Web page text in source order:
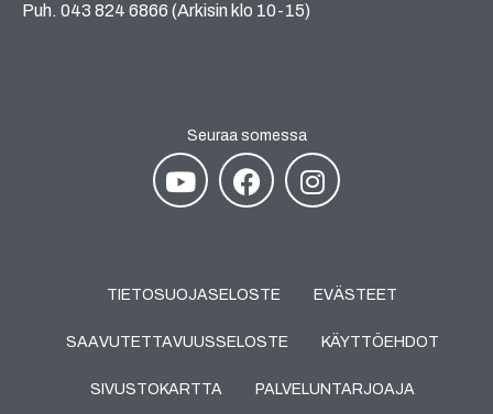
Puh. 043 824 6866 (Arkisin klo 10-15)
Seuraa somessa
TIETOSUOJASELOSTE EVÄSTEET
SAAVUTETTAVUUSSELOSTE KÄYTTÖEHDOT
SIVUSTOKARTTA PALVELUNTARJOAJA